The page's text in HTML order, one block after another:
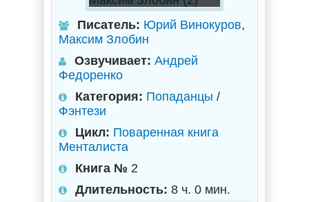
Писатель: Юрий Винокуров,
Максим Злобин
Озвучивает: Андрей
Федоренко
Категория: Попаданцы /
Фэнтези
Цикл: Поваренная книга
Менталиста
Книга № 2
Длительность: 8 ч. 0 мин.